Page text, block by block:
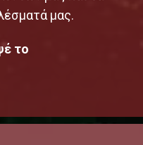
μας.
το